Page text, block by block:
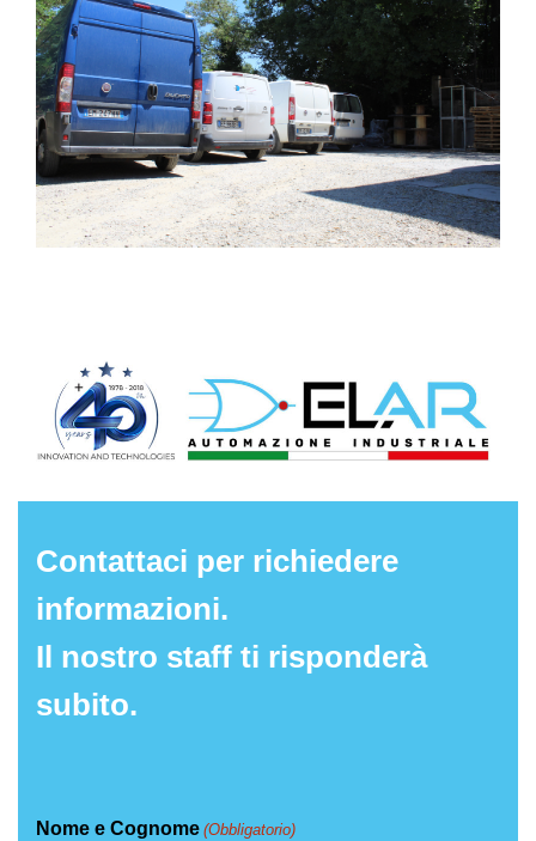
Contattaci per richiedere
informazioni.
Il nostro staff ti risponderà
subito.
Nome e Cognome (Obbligatorio)